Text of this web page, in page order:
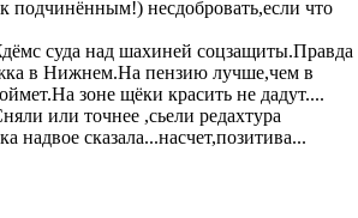
подчинённым!) несдобровать,если что
суда над шахиней соцзащиты.Правда
в Нижнем.На пензию лучше,чем в
зоне щёки красить не дадут....
или точнее ,сьели редахтура
надвое сказала...насчет,позитива...